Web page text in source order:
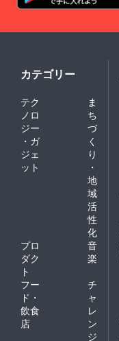
カテゴリー
テク
ノロ
ジー
・ガ
ジェ
ット
ま
ち
づ
く
り
・
地
域
活
性
化
プロ
ダク
ト
音
楽
フー
ド・
飲食
店
チ
ャ
レ
ン
ジ